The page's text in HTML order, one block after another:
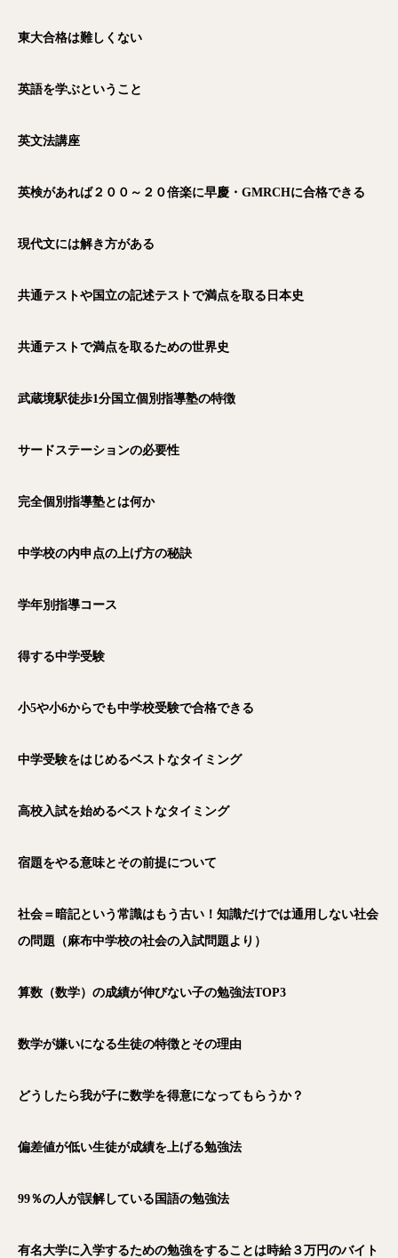
東大合格は難しくない
英語を学ぶということ
英文法講座
英検があれば２００～２０倍楽に早慶・GMRCHに合格できる
現代文には解き方がある
共通テストや国立の記述テストで満点を取る日本史
共通テストで満点を取るための世界史
武蔵境駅徒歩1分国立個別指導塾の特徴
サードステーションの必要性
完全個別指導塾とは何か
中学校の内申点の上げ方の秘訣
学年別指導コース
得する中学受験
小5や小6からでも中学校受験で合格できる
中学受験をはじめるベストなタイミング
高校入試を始めるベストなタイミング
宿題をやる意味とその前提について
社会＝暗記という常識はもう古い！知識だけでは通用しない社会
の問題（麻布中学校の社会の入試問題より）
算数（数学）の成績が伸びない子の勉強法TOP3
数学が嫌いになる生徒の特徴とその理由
どうしたら我が子に数学を得意になってもらうか？
偏差値が低い生徒が成績を上げる勉強法
99％の人が誤解している国語の勉強法
有名大学に入学するための勉強をすることは時給３万円のバイト